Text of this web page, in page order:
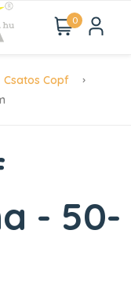
0
Csatos Copf
- 50-